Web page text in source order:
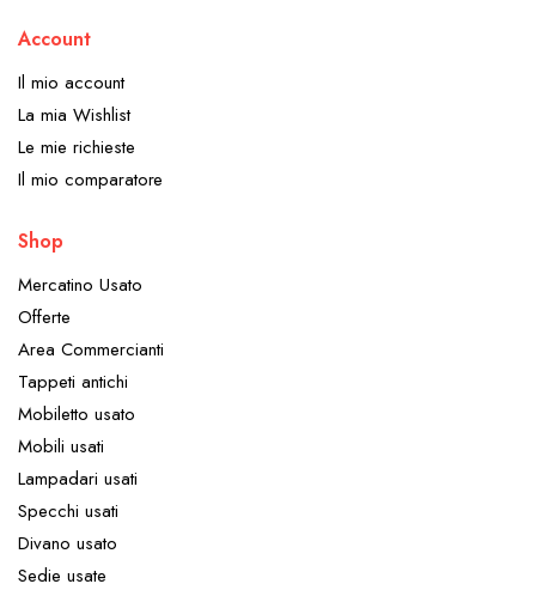
Account
Il mio account
La mia Wishlist
Le mie richieste
Il mio comparatore
Shop
Mercatino Usato
Offerte
Area Commercianti
Tappeti antichi
Mobiletto usato
Mobili usati
Lampadari usati
Specchi usati
Divano usato
Sedie usate